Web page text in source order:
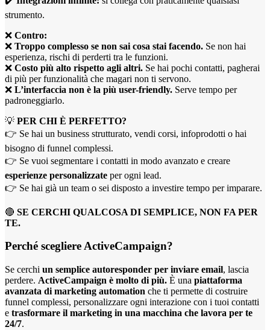
strumento.
❌ Contro:
❌ Troppo complesso se non sai cosa stai facendo. Se non hai
esperienza, rischi di perderti tra le funzioni.
❌ Costo più alto rispetto agli altri. Se hai pochi contatti, pagherai
di più per funzionalità che magari non ti servono.
❌ L’interfaccia non è la più user-friendly. Serve tempo per
padroneggiarlo.
💡 PER CHI È PERFETTO?
👉 Se hai un business strutturato, vendi corsi, infoprodotti o hai
bisogno di funnel complessi.
👉 Se vuoi segmentare i contatti in modo avanzato e creare
esperienze personalizzate per ogni lead.
👉 Se hai già un team o sei disposto a investire tempo per imparare.
🔴 SE CERCHI QUALCOSA DI SEMPLICE, NON FA PER
TE.
Perché scegliere ActiveCampaign?
Se cerchi un semplice autoresponder per inviare email, lascia
perdere. ActiveCampaign è molto di più. È una piattaforma
avanzata di marketing automation che ti permette di costruire
funnel complessi, personalizzare ogni interazione con i tuoi contatti
e trasformare il marketing in una macchina che lavora per te
24/7.